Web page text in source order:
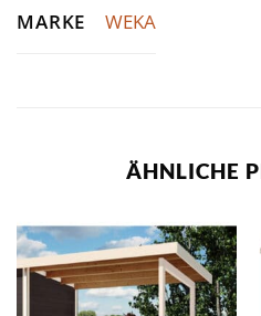
MARKE WEKA
ÄHNLICHE